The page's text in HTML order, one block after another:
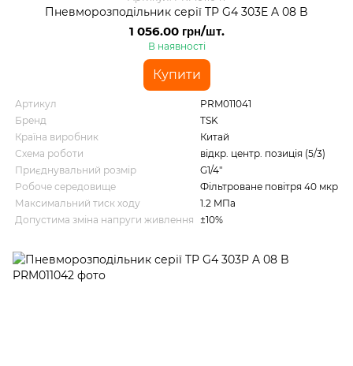
Пневморозподільник серії TP G4 303E A 08 B
1 056.00 грн/шт.
В наявності
Купити
Артикул
PRM011041
Бренд
TSK
Країна виробник
Китай
Схема роботи
відкр. центр. позиція (5/3)
Приєднувальний розмір
G1/4"
Робоче середовище
Фільтроване повітря 40 мкр
Максимальний тиск ходу
1.2 MПа
Допустима зміна напруги живлення ±10%